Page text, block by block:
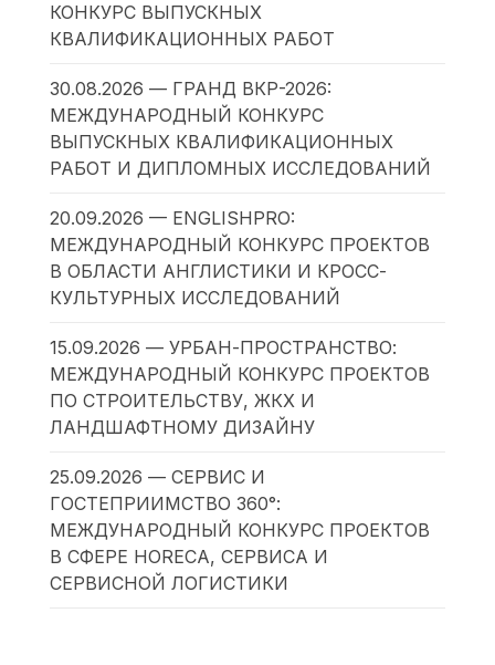
КОНКУРС ВЫПУСКНЫХ
КВАЛИФИКАЦИОННЫХ РАБОТ
30.08.2026 — ГРАНД ВКР-2026:
МЕЖДУНАРОДНЫЙ КОНКУРС
ВЫПУСКНЫХ КВАЛИФИКАЦИОННЫХ
РАБОТ И ДИПЛОМНЫХ ИССЛЕДОВАНИЙ
20.09.2026 — ENGLISHPRO:
МЕЖДУНАРОДНЫЙ КОНКУРС ПРОЕКТОВ
В ОБЛАСТИ АНГЛИСТИКИ И КРОСС-
КУЛЬТУРНЫХ ИССЛЕДОВАНИЙ
15.09.2026 — УРБАН-ПРОСТРАНСТВО:
МЕЖДУНАРОДНЫЙ КОНКУРС ПРОЕКТОВ
ПО СТРОИТЕЛЬСТВУ, ЖКХ И
ЛАНДШАФТНОМУ ДИЗАЙНУ
25.09.2026 — СЕРВИС И
ГОСТЕПРИИМСТВО 360°:
МЕЖДУНАРОДНЫЙ КОНКУРС ПРОЕКТОВ
В СФЕРЕ HORECA, СЕРВИСА И
СЕРВИСНОЙ ЛОГИСТИКИ